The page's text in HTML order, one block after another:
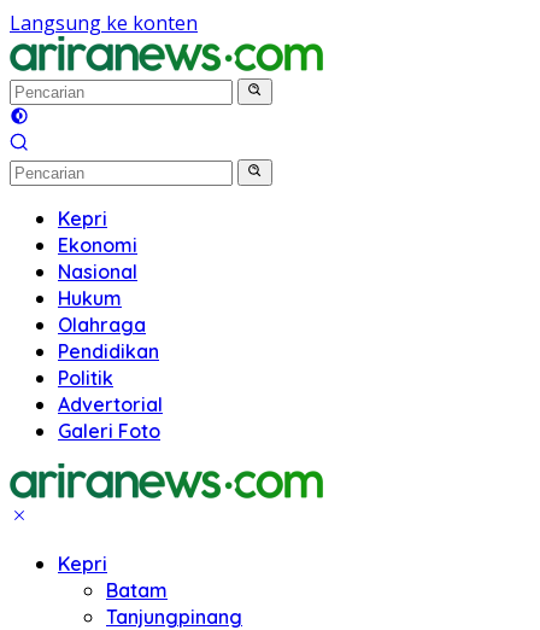
Langsung ke konten
Kepri
Ekonomi
Nasional
Hukum
Olahraga
Pendidikan
Politik
Advertorial
Galeri Foto
Kepri
Batam
Tanjungpinang